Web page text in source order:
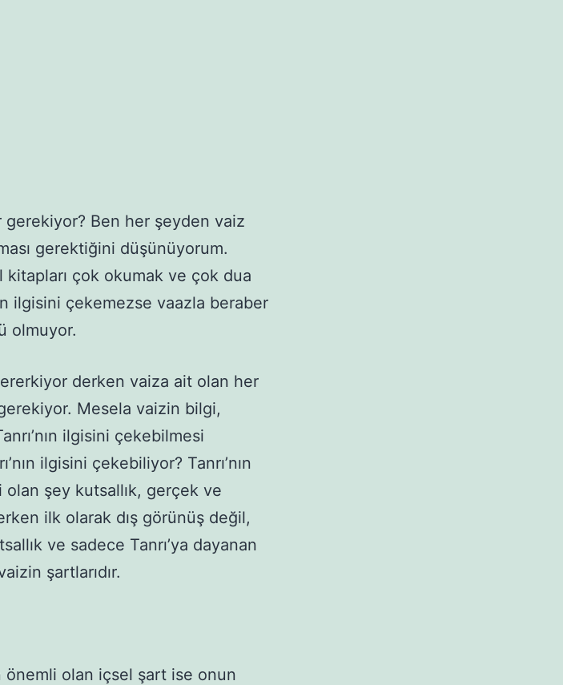
Ben her şeyden vaiz
gerektiğini düşünüyorum.
çok okumak ve çok dua
ilgisini çekemezse vaazla beraber
olmuyor.
derken vaiza ait olan her
Mesela vaizin bilgi,
ilgisini çekebilmesi
ilgisini çekebiliyor? Tanrı’nın
şey kutsallık, gerçek ve
ilk olarak dış görünüş değil,
ve sadece Tanrı’ya dayanan
şartlarıdır.
önemli olan içsel şart ise onun